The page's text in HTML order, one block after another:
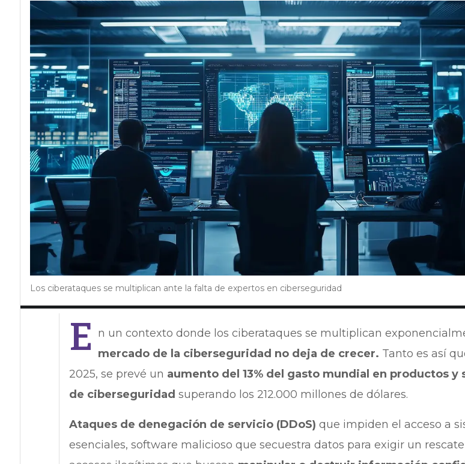
Los ciberataques se multiplican ante la falta de expertos en ciberseguridad
E n un contexto donde los ciberataques se multiplican
mercado de la ciberseguridad no deja de crecer. Tanto es así
2025, se prevé un aumento del 13% del gasto mundial en productos y
de ciberseguridad superando los 212.000 millones de dólares.
Ataques de denegación de servicio (DDoS) que impiden el acceso a
esenciales, software malicioso que secuestra datos para exigir un